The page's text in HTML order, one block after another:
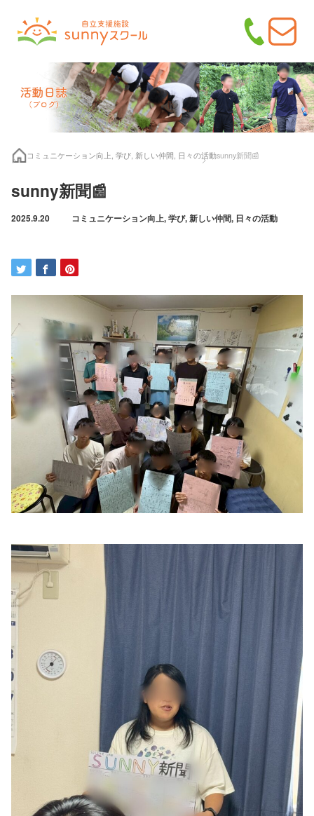
コミュニケーション向上, 学び, 新しい仲間, 日々の活動sunny新聞📰
sunny新聞📰
2025.9.20 コミュニケーション向上,学び,新しい仲間, 日々の活動